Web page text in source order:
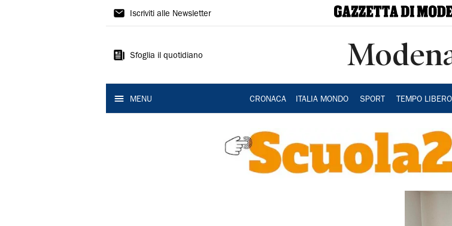
Gazzetta
Modena
Iscriviti alle Newsletter
Sfoglia il quotidiano
MENU CRONACA ITALIA MONDO SPORT TEMPO LIBERO